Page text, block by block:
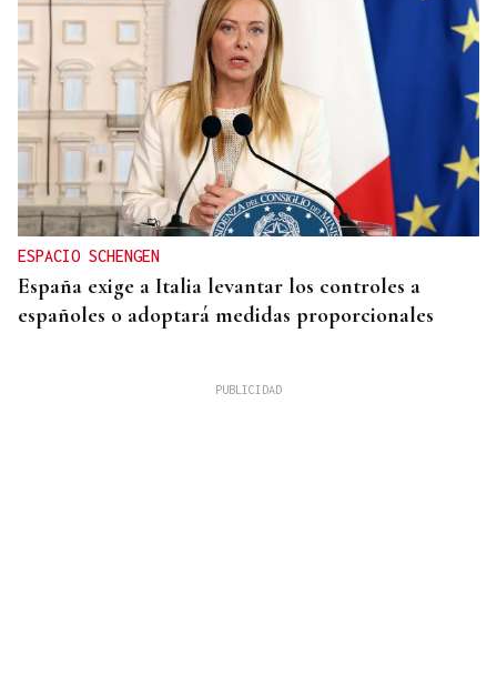
ESPACIO SCHENGEN
España exige a Italia levantar los controles a
españoles o adoptará medidas proporcionales